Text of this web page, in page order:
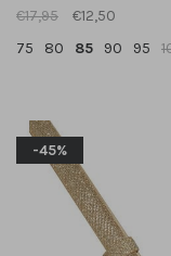
€17,95
€12,50
75
80 85 90 95
-45%